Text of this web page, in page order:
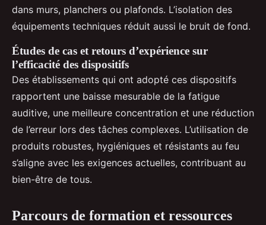
dans murs, planchers ou plafonds. L’isolation des
équipements techniques réduit aussi le bruit de fond.
Études de cas et retours d’expérience sur
l’efficacité des dispositifs
Des établissements qui ont adopté ces dispositifs
rapportent une baisse mesurable de la fatigue
auditive, une meilleure concentration et une réduction
de l’erreur lors des tâches complexes. L’utilisation de
produits robustes, hygiéniques et résistants au feu
s’aligne avec les exigences actuelles, contribuant au
bien-être de tous.
Parcours de formation et ressources